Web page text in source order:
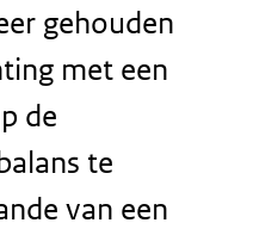
gehouden
met een
de
te
van een